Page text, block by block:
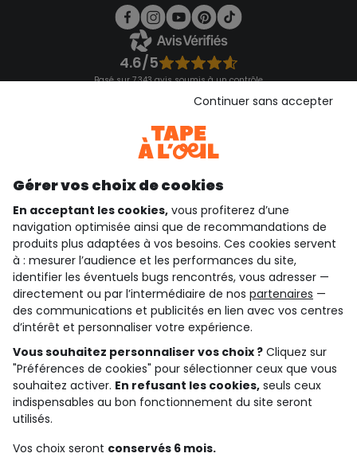
4.6/5
Basé sur 7 343 avis soumis à un contrôle
Consulter les CGU
qui sommes-nous ?
besoin d'aide ?
le club fidélité
notre catalogue
Conditions générales de ventes et d'utilisation
Conditions d’utilisation des réseaux sociaux
Politique de confidentialité
Cookies et données personnelles
Gérer vos choix de cookies
En acceptant les cookies, vous profiterez d’une
navigation optimisée ainsi que de recommandations de
produits plus adaptées à vos besoins. Ces cookies servent
à : mesurer l’audience et les performances du site,
identifier les éventuels bugs rencontrés, vous adresser —
directement ou par l’intermédiaire de nos partenaires —
des communications et publicités en lien avec vos centres
d’intérêt et personnaliser votre expérience.
Vous souhaitez personnaliser vos choix ? Cliquez sur
"Préférences de cookies" pour sélectionner ceux que vous
souhaitez activer. En refusant les cookies, seuls ceux
indispensables au bon fonctionnement du site seront
utilisés.
Vos choix seront conservés 6 mois.
Continuer sans accepter